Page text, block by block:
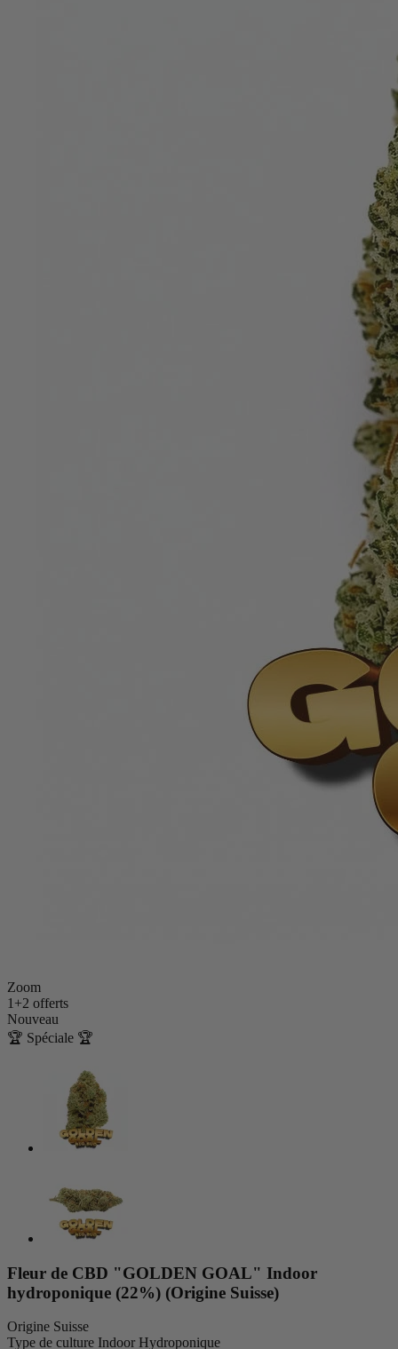
Zoom
1+2 offerts
Nouveau
🏆 Spéciale 🏆
Fleur de CBD "GOLDEN GOAL" Indoor
hydroponique (22%) (Origine Suisse)
Origine Suisse
Type de culture Indoor Hydroponique